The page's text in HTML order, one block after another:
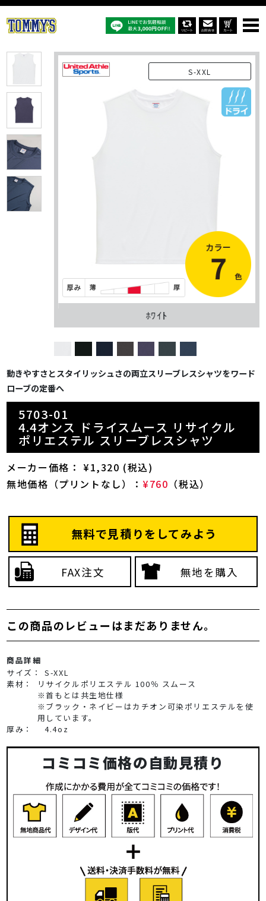
5703-01：4.4オンス ドライスムース リサイクルポリエステル スリーブ
レスシャツ
S-XXL
ﾎﾜｲﾄ
動きやすさとスタイリッシュさの両立スリーブレスシャツをワード
ローブの定番へ
5703-01
4.4オンス ドライスムース リサイクル
ポリエステル スリーブレスシャツ
メーカー価格： ¥1,320 (税込)
無地価格（プリントなし）： ¥760 （税込）
無料で見積りをしてみよう
FAX注文 無地を購入
この商品のレビューはまだありません。
商品詳細
サイズ：
S-XXL
素材：
リサイクルポリエステル 100％ スムース
※首もとは共生地仕様
※ブラック・ネイビーはカチオン可染ポリエステルを使
用しています。
厚み：
4.4oz
コミコミ価格の自動見積り